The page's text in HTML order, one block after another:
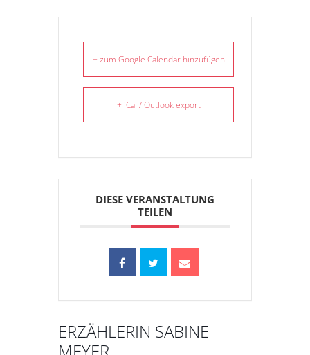
+ zum Google Calendar hinzufügen
+ iCal / Outlook export
DIESE VERANSTALTUNG
TEILEN
ERZÄHLERIN SABINE